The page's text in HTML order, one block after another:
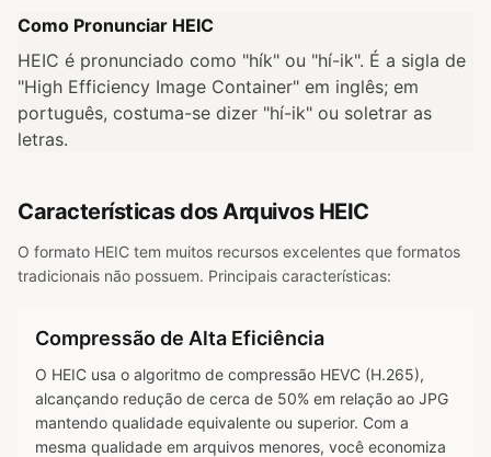
Como Pronunciar HEIC
HEIC é pronunciado como "hík" ou "hí-ik". É a sigla de
"High Efficiency Image Container" em inglês; em
português, costuma-se dizer "hí-ik" ou soletrar as
letras.
Características dos Arquivos HEIC
O formato HEIC tem muitos recursos excelentes que formatos
tradicionais não possuem. Principais características:
Compressão de Alta Eficiência
O HEIC usa o algoritmo de compressão HEVC (H.265),
alcançando redução de cerca de 50% em relação ao JPG
mantendo qualidade equivalente ou superior. Com a
mesma qualidade em arquivos menores, você economiza